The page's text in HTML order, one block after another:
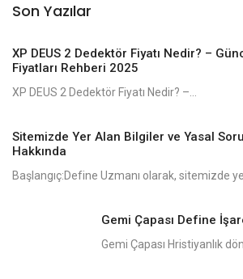
Son Yazılar
XP DEUS 2 Dedektör Fiyatı Nedir? –
Fiyatları Rehberi 2025
XP DEUS 2 Dedektör Fiyatı Nedir? –...
Sitemizde Yer Alan Bilgiler ve Yasal
Hakkında
Başlangıç:Define Uzmanı olarak, sitemizde
Gemi Çapası Define
Gemi Çapası Hristiyanlık